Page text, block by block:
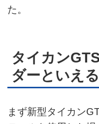
た。
タイカン
ダーといえ
まず新型タイカン